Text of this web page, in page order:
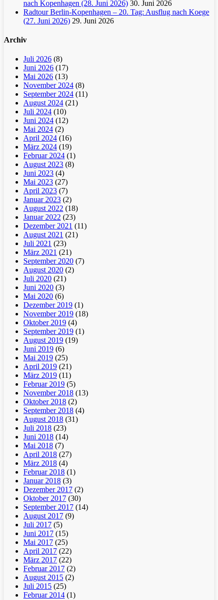
nach Kopenhagen (28. Juni 2026) 30. Juni 2026
Radtour Berlin-Kopenhagen – 20. Tag: Ausflug nach Koege
(27. Juni 2026) 29. Juni 2026
Archiv
Juli 2026 (8)
Juni 2026 (17)
Mai 2026 (13)
November 2024 (8)
September 2024 (11)
August 2024 (21)
Juli 2024 (10)
Juni 2024 (12)
Mai 2024 (2)
April 2024 (16)
März 2024 (19)
Februar 2024 (1)
August 2023 (8)
Juni 2023 (4)
Mai 2023 (27)
April 2023 (7)
Januar 2023 (2)
August 2022 (18)
Januar 2022 (23)
Dezember 2021 (11)
August 2021 (21)
Juli 2021 (23)
März 2021 (21)
September 2020 (7)
August 2020 (2)
Juli 2020 (21)
Juni 2020 (3)
Mai 2020 (6)
Dezember 2019 (1)
November 2019 (18)
Oktober 2019 (4)
September 2019 (1)
August 2019 (19)
Juni 2019 (6)
Mai 2019 (25)
April 2019 (21)
März 2019 (11)
Februar 2019 (5)
November 2018 (13)
Oktober 2018 (2)
September 2018 (4)
August 2018 (31)
Juli 2018 (23)
Juni 2018 (14)
Mai 2018 (7)
April 2018 (27)
März 2018 (4)
Februar 2018 (1)
Januar 2018 (3)
Dezember 2017 (2)
Oktober 2017 (30)
September 2017 (14)
August 2017 (9)
Juli 2017 (5)
Juni 2017 (15)
Mai 2017 (25)
April 2017 (22)
März 2017 (22)
Februar 2017 (2)
August 2015 (2)
Juli 2015 (25)
Februar 2014 (1)